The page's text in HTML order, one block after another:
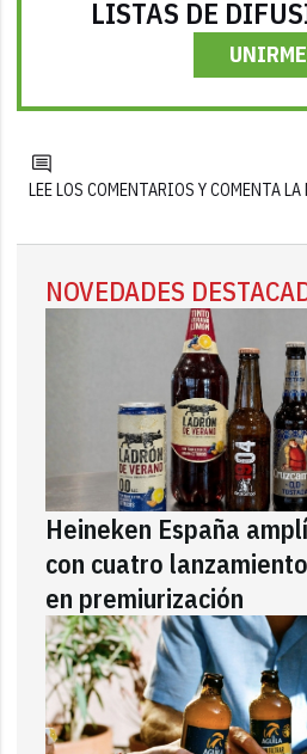
LISTAS DE
UNIRME
LEE LOS COMENTARIOS Y COMENTA
NOVEDADES
Heineken España
con cuatro
en premiurización